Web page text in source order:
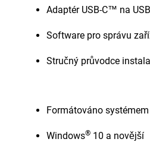
Adaptér USB-C™ na
Software pro správu
Stručný průvodce
Formátováno
Windows® 10 a novější